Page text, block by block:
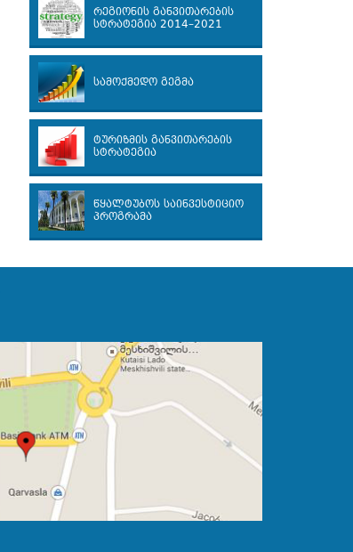
რეგიონის განვითარების
სტრატეგია 2014–2021
სამოქმედო გეგმა
ტურიზმის განვითარების
სტრატეგია
წყალტუბოს საინვესტიციო
პროგრამა